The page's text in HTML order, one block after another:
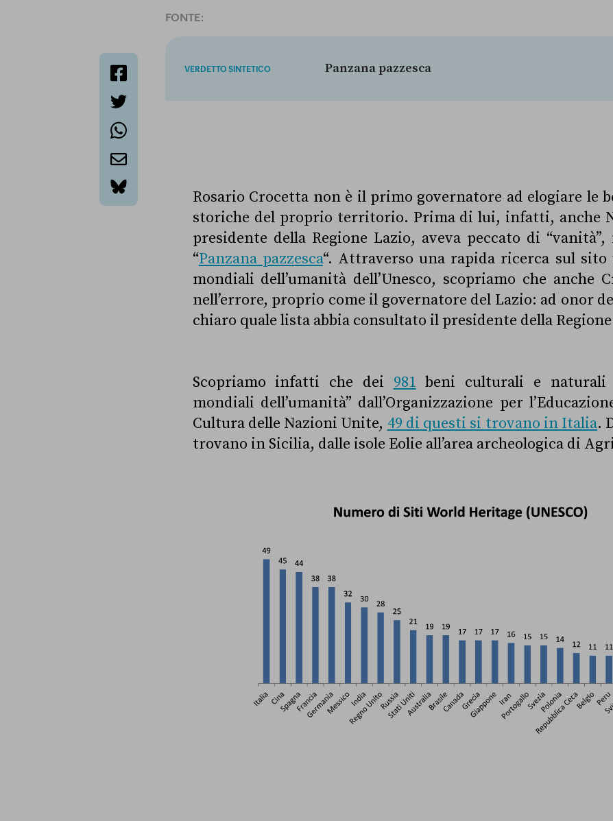
FONTE:
bluesky
VERDETTO SINTETICO Panzana pazzesca
Rosario Crocetta non è il primo governatore ad elogiare le
storiche del proprio territorio. Prima di lui, infatti, anche
presidente della Regione Lazio, aveva peccato di
“Panzana pazzesca“. Attraverso una rapida ricerca sul sito
mondiali dell’umanità dell’Unesco, scopriamo che anche
nell’errore, proprio come il governatore del Lazio: ad onor
chiaro quale lista abbia consultato il presidente della
Scopriamo infatti che dei 981 beni culturali e naturali
mondiali dell’umanità” dall’Organizzazione per
Cultura delle Nazioni Unite, 49 di questi si trovano in Italia.
trovano in Sicilia, dalle isole Eolie all’area archeologica di